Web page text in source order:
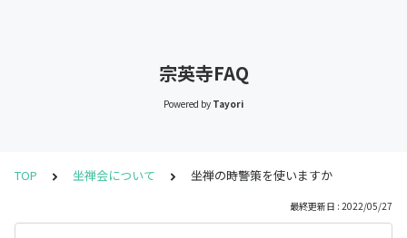
宗英寺FAQ
Powered by Tayori
TOP 坐禅会について 坐禅の時警策を使いますか
最終更新日 : 2022/05/27